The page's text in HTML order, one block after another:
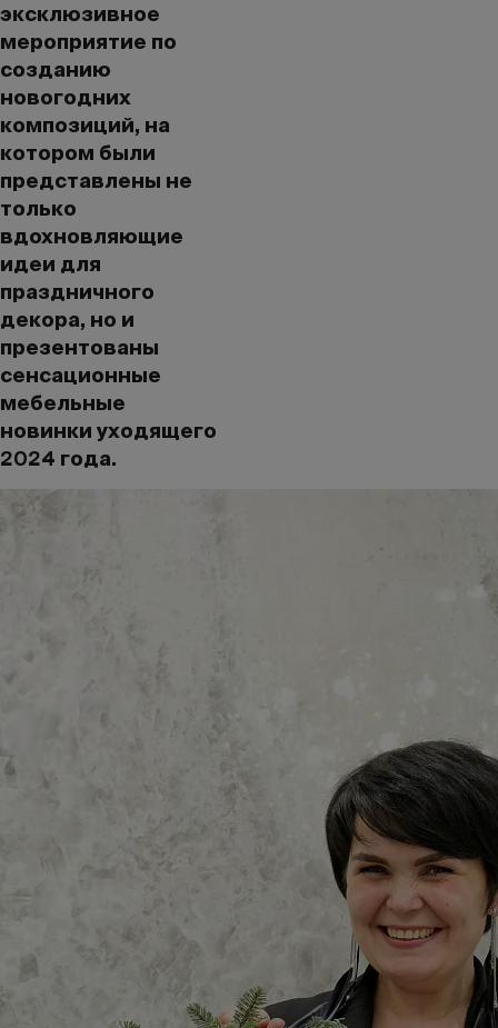
эксклюзивное
мероприятие по
созданию
новогодних
композиций, на
котором были
представлены не
только
вдохновляющие
идеи для
праздничного
декора, но и
презентованы
сенсационные
мебельные
новинки уходящего
2024 года.